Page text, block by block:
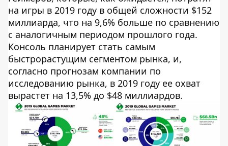
на игры в 2019 году в общей сложности $152
миллиарда, что на 9,6% больше по сравнению
с аналогичным периодом прошлого года.
Консоль планирует стать самым
быстрорастущим сегментом рынка, и,
согласно прогнозам компании по
исследованию рынка, в 2019 году ее охват
вырастет на 13,5% до $48 миллиардов.